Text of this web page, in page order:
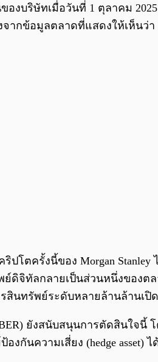
งบริษัทเมื่อวันที่ 1 ตุลาคม
กข้อมูลตลาดที่แสดงให้เห็นว่
ปโตครั้งนี้ของ Morgan
ดิจิทัลกลายเป็นส่วนหนึ่งของต
สินทรัพย์ระดับหลายล้านล้านเ
ยังสนับสนุนการตัดสินใจ
กันความเสี่ยง (hedge asset)